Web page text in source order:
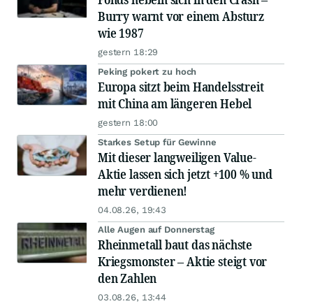
Burry warnt vor einem Absturz
wie 1987
gestern 18:29
Peking pokert zu hoch
Europa sitzt beim Handelsstreit
mit China am längeren Hebel
gestern 18:00
Starkes Setup für Gewinne
Mit dieser langweiligen Value-
Aktie lassen sich jetzt +100 % und
mehr verdienen!
04.08.26, 19:43
Alle Augen auf Donnerstag
Rheinmetall baut das nächste
Kriegsmonster – Aktie steigt vor
den Zahlen
03.08.26, 13:44